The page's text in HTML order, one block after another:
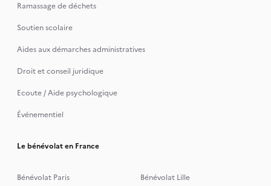
Ramassage de déchets
Soutien scolaire
Aides aux démarches administratives
Droit et conseil juridique
Ecoute / Aide psychologique
Événementiel
Le bénévolat en France
Bénévolat Paris
Bénévolat Lille